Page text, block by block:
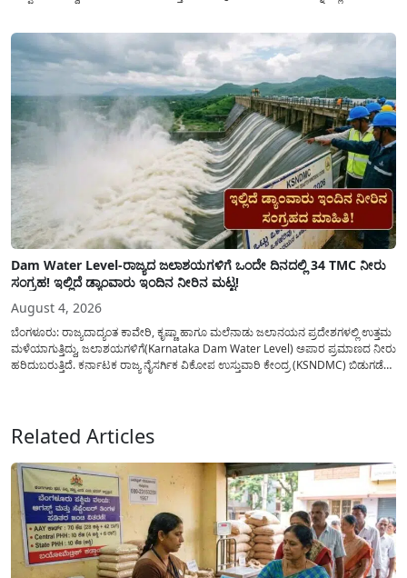
ಜಾರಿಗೆ...
Dam Water Level-ರಾಜ್ಯದ ಜಲಾಶಯಗಳಿಗೆ ಒಂದೇ ದಿನದಲ್ಲಿ 34 TMC ನೀರು
ಸಂಗ್ರಹ! ಇಲ್ಲಿದೆ ಡ್ಯಾಂವಾರು ಇಂದಿನ ನೀರಿನ ಮಟ್ಟ!
August 4, 2026
ಬೆಂಗಳೂರು: ರಾಜ್ಯದಾದ್ಯಂತ ಕಾವೇರಿ, ಕೃಷ್ಣಾ ಹಾಗೂ ಮಲೆನಾಡು ಜಲಾನಯನ ಪ್ರದೇಶಗಳಲ್ಲಿ ಉತ್ತಮ
ಮಳೆಯಾಗುತ್ತಿದ್ದು, ಜಲಾಶಯಗಳಿಗೆ(Karnataka Dam Water Level) ಅಪಾರ ಪ್ರಮಾಣದ ನೀರು
ಹರಿದುಬರುತ್ತಿದೆ. ಕರ್ನಾಟಕ ರಾಜ್ಯ ನೈಸರ್ಗಿಕ ವಿಕೋಪ ಉಸ್ತುವಾರಿ ಕೇಂದ್ರ (KSNDMC) ಬಿಡುಗಡೆ
Related Articles